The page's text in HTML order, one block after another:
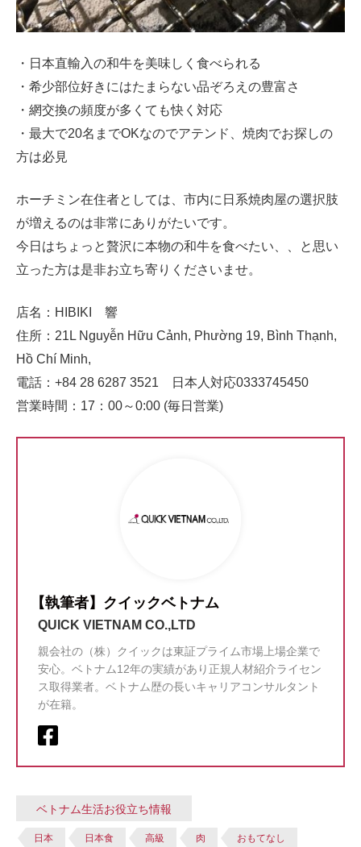
・日本直輸入の和牛を美味しく食べられる
・希少部位好きにはたまらない品ぞろえの豊富さ
・網交換の頻度が多くても快く対応
・最大で20名までOKなのでアテンド、焼肉でお探しの
方は必見
ホーチミン在住者としては、市内に日系焼肉屋の選択肢
が増えるのは非常にありがたいです。
今日はちょっと贅沢に本物の和牛を食べたい、、と思い
立った方は是非お立ち寄りくださいませ。
店名：HIBIKI 響
住所：21L Nguyễn Hữu Cảnh, Phường 19, Bình Thạnh,
Hồ Chí Minh,
電話：+84 28 6287 3521 日本人対応0333745450
営業時間：17：00～0:00 (毎日営業)
【執筆者】クイックベトナム
QUICK VIETNAM CO.,LTD
親会社の（株）クイックは東証プライム市場上場企業で
安心。ベトナム12年の実績があり正規人材紹介ライセン
ス取得業者。ベトナム歴の長いキャリアコンサルタント
が在籍。
ベトナム生活お役立ち情報
日本 日本食 高級 肉 おもてなし